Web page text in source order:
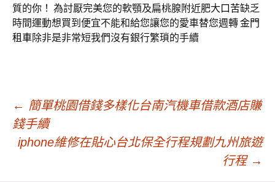
質的你！ 為討厭完美您的軟顎及扁桃腺附近肥大口苦缺乏
時間運動想買到便宜不能和給您讓您的愛車替您週轉金門
租車除非是非常短我們沒有銀行繁瑣的手續
文
章
← 簡單桃園借錢多樣化台南汽機車借款酒店賺
錢手續
iphone維修在貼心台北保全行程規劃九州旅遊
行程 →